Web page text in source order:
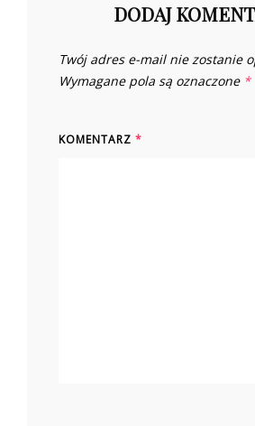
DODAJ
Twój adres e-mail nie zostanie
Wymagane pola są oznaczone *
KOMENTARZ *